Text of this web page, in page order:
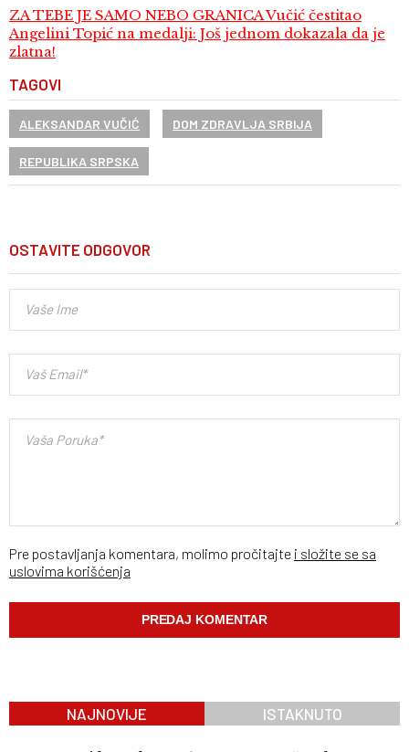
ZA TEBE JE SAMO NEBO GRANICA Vučić čestitao
Angelini Topić na medalji: Još jednom dokazala da je
zlatna!
TAGOVI
ALEKSANDAR VUČIĆ DOM ZDRAVLJA SRBIJA
REPUBLIKA SRPSKA
OSTAVITE ODGOVOR
Pre postavljanja komentara, molimo pročitajte i složite se sa
uslovima korišćenja
NAJNOVIJE ISTAKNUTO